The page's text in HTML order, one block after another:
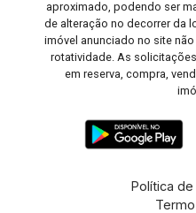
aproximado, podendo ser
de alteração no decorrer da
imóvel anunciado no site
rotatividade. As
em reserva, compra,
Política